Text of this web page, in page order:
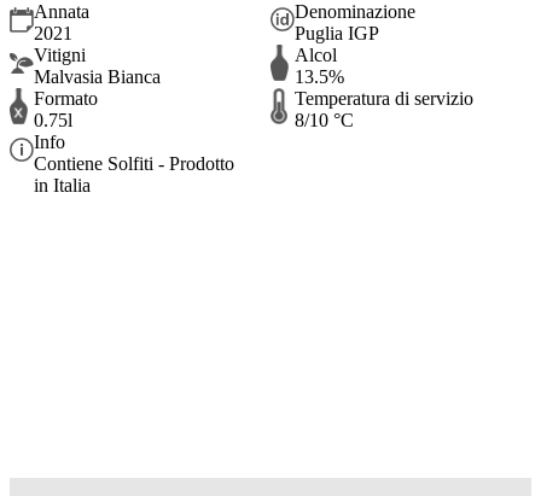
Annata
2021
Denominazione
Puglia IGP
Vitigni
Malvasia Bianca
Alcol
13.5%
Formato
0.75l
Temperatura di servizio
8/10 °C
Info
Contiene Solfiti - Prodotto
in Italia